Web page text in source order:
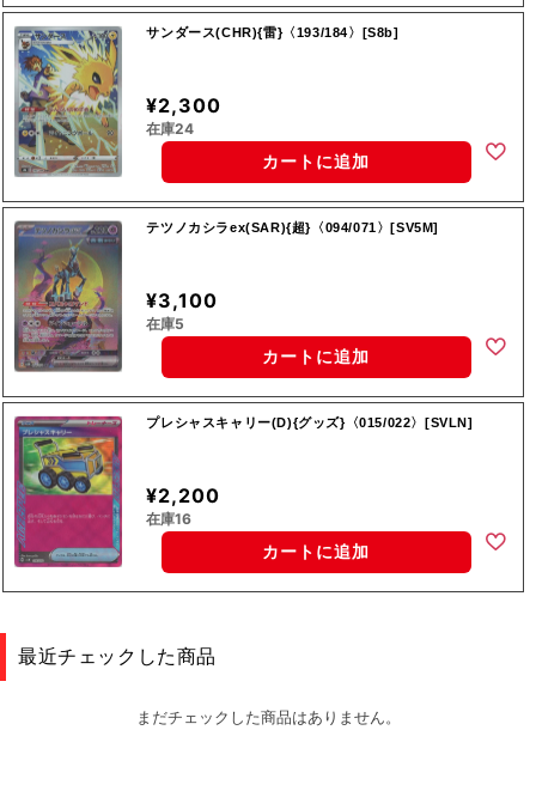
サンダース(CHR){雷}〈193/184〉[S8b]
¥2,300
在庫24
カートに追加
テツノカシラex(SAR){超}〈094/071〉[SV5M]
¥3,100
在庫5
カートに追加
プレシャスキャリー(D){グッズ}〈015/022〉[SVLN]
¥2,200
在庫16
カートに追加
最近チェックした商品
まだチェックした商品はありません。